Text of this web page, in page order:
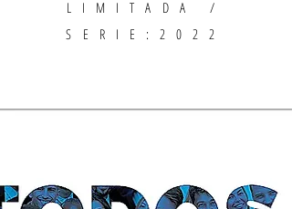
LIMITADA /
SERIE:2022